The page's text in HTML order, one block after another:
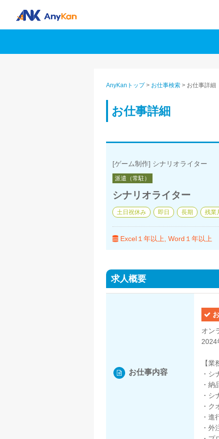
AnyKanトップ > お仕事検索 > お仕事詳細
お仕事詳細
[ゲーム制作] シナリオライター
派遣（常駐）
シナリオライター
土日祝休み 即日 長期 残業
Excel１年以上 Word１年以上
求人概要
お仕事内容
オン
2024
【
・
・
・
・
・
・